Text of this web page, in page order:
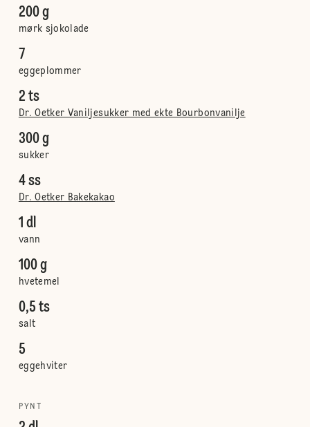
200 g
mørk sjokolade
7
eggeplommer
2 ts
Dr. Oetker Vaniljesukker med ekte Bourbonvanilje
300 g
sukker
4 ss
Dr. Oetker Bakekakao
1 dl
vann
100 g
hvetemel
0,5 ts
salt
5
eggehviter
PYNT